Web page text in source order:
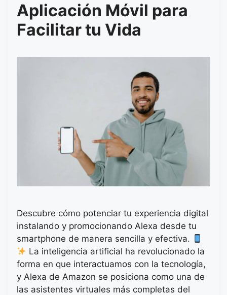
Aplicación Móvil para
Facilitar tu Vida
Descubre cómo potenciar tu experiencia digital
instalando y promocionando Alexa desde tu
smartphone de manera sencilla y efectiva.
La inteligencia artificial ha revolucionado la
forma en que interactuamos con la tecnología,
y Alexa de Amazon se posiciona como una de
las asistentes virtuales más completas del